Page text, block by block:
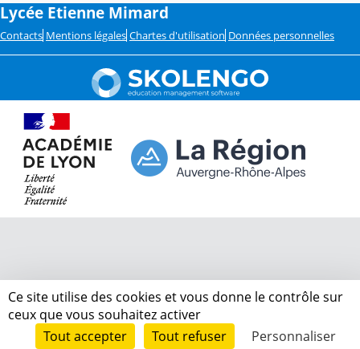
Lycée Etienne Mimard
Contacts Mentions légales Chartes d'utilisation Données personnelles
Ce site utilise des cookies et vous donne le contrôle sur
ceux que vous souhaitez activer
Tout accepter
Tout refuser Personnaliser